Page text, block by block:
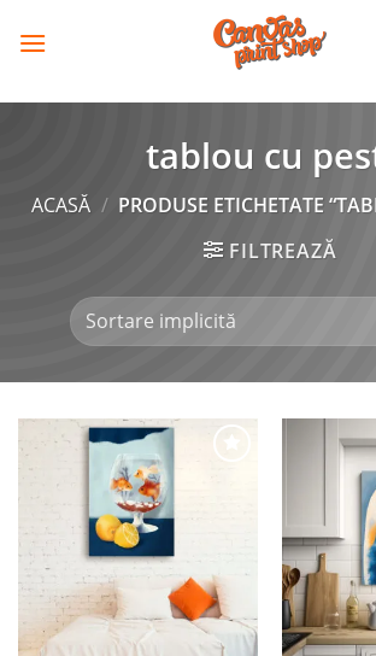
CANVAS
PRINT SHOP
tablou cu
ACASĂ / PRODUSE ETICHETATE
FILTREAZĂ